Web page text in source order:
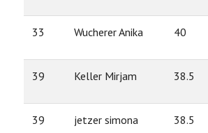
33 Wucherer Anika 40
39 Keller Mirjam 38.5
39 jetzer simona 38.5